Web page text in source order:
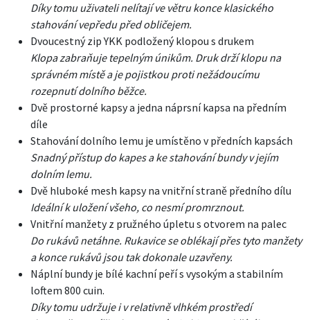
Díky tomu uživateli nelítají ve větru konce klasického
stahování vepředu před obličejem.
Dvoucestný zip YKK podložený klopou s drukem
Klopa zabraňuje tepelným únikům. Druk drží klopu na
správném místě a je pojistkou proti nežádoucímu
rozepnutí dolního běžce.
Dvě prostorné kapsy a jedna náprsní kapsa na předním
díle
Stahování dolního lemu je umístěno v předních kapsách
Snadný přístup do kapes a ke stahování bundy v jejím
dolním lemu.
Dvě hluboké mesh kapsy na vnitřní straně předního dílu
Ideální k uložení všeho, co nesmí promrznout.
Vnitřní manžety z pružného úpletu s otvorem na palec
Do rukávů netáhne. Rukavice se oblékají přes tyto manžety
a konce rukávů jsou tak dokonale uzavřeny.
Náplní bundy je bílé kachní peří s vysokým a stabilním
loftem 800 cuin.
Díky tomu udržuje i v relativně vlhkém prostředí